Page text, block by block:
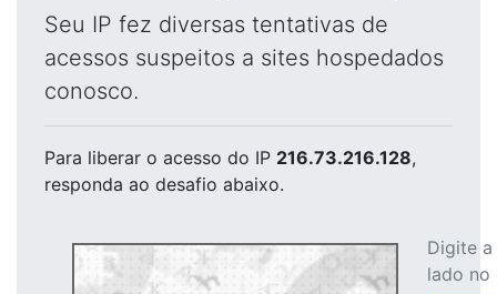
Seu IP fez diversas tentativas de
acessos suspeitos a sites hospedados
conosco.
Para liberar o acesso do IP 216.73.216.128,
responda ao desafio abaixo.
Digite
lado no